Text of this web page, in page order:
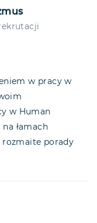
w pracy w
w Human
łamach
rozmaite porady